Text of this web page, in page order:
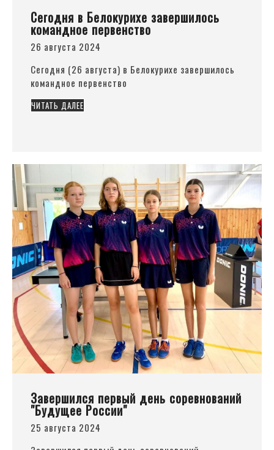
Сегодня в Белокурихе завершилось
командное первенство
26 августа 2024
Сегодня (26 августа) в Белокурихе завершилось
командное первенство
ЧИТАТЬ ДАЛЕЕ
Завершился первый день соревнований
"Будущее России"
25 августа 2024